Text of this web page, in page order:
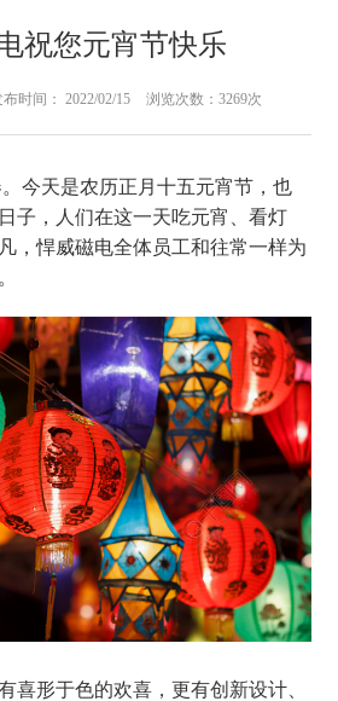
祝您元宵节快乐
布时间： 2022/02/15 浏览次数：3269次
今天是农历正月十五元宵节，也
子，人们在这一天吃元宵、看灯
，悍威磁电全体员工和往常一样为
喜形于色的欢喜，更有创新设计、